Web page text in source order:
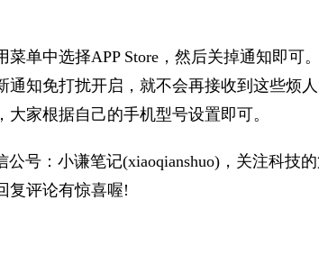
单中选择APP Store，然后关掉通知即可
通知免打扰开启，就不会再接收到这些烦
家根据自己的手机型号设置即可。
号：小谦笔记(xiaoqianshuo)，关注科技
复评论有惊喜喔!